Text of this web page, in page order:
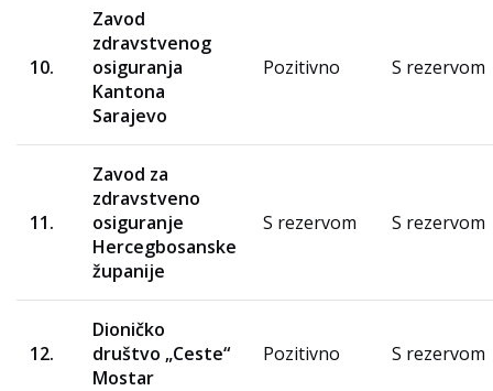
10.
Zavod
zdravstvenog
osiguranja
Kantona
Sarajevo
Pozitivno S rezervom
11.
Zavod za
zdravstveno
osiguranje
Hercegbosanske
županije
S rezervom S rezervom
12.
Dioničko
društvo „Ceste“
Mostar
Pozitivno S rezervom